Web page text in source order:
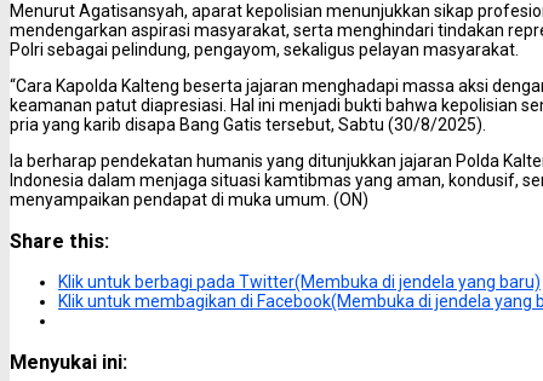
Menurut Agatisansyah, aparat kepolisian menunjukkan sikap
mendengarkan aspirasi masyarakat, serta menghindari tindakan
Polri sebagai pelindung, pengayom, sekaligus pelayan masyarakat.
“Cara Kapolda Kalteng beserta jajaran menghadapi massa aksi
keamanan patut diapresiasi. Hal ini menjadi bukti bahwa kepolisian
pria yang karib disapa Bang Gatis tersebut, Sabtu (30/8/2025).
Ia berharap pendekatan humanis yang ditunjukkan jajaran Polda
Indonesia dalam menjaga situasi kamtibmas yang aman, kondusif,
menyampaikan pendapat di muka umum. (ON)
Share this:
Klik untuk berbagi pada Twitter(Membuka di jendela yang baru)
Klik untuk membagikan di Facebook(Membuka di jendela yang
Menyukai ini: